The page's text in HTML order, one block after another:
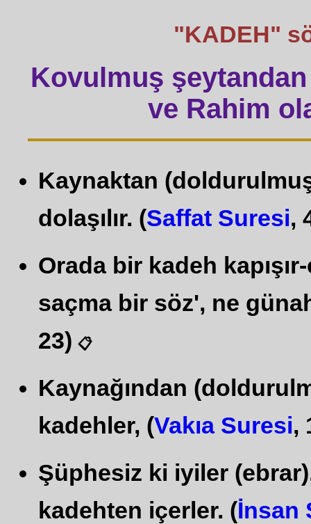
"KADEH"
Kovulmuş şeytandan
ve Rahim
Kaynaktan
dolaşılır. (Saffat Suresi,
Orada bir kadeh
saçma bir söz', ne
23) 📋
Kaynağından
kadehler, (Vakıa Suresi,
Şüphesiz ki iyiler
kadehten içerler. (İnsan